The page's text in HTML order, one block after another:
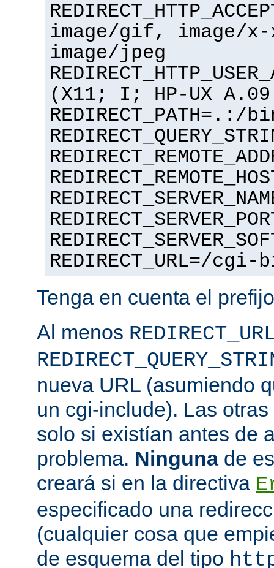
image/gif, image/x-
image/jpeg
(X11; I; HP-UX
REDIRECT_URL=/
Tenga en cuenta el
Al menos
nueva URL (asumiendo
un cgi-include). Las
solo si existían antes de
problema. Ningunade
creará si en la directiva
especificado una
(cualquier cosa que
de esquema del tipo